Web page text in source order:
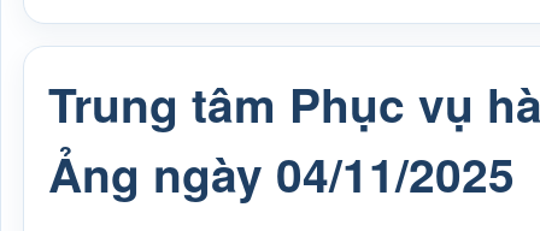
Trung tâm Phục vụ
Ảng ngày 04/11/2025